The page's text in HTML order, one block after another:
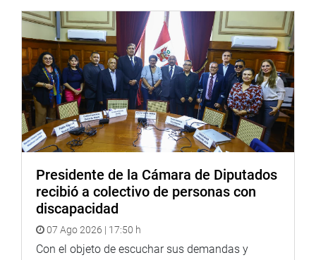
Presidente de la Cámara de Diputados
recibió a colectivo de personas con
discapacidad
07 Ago 2026 | 17:50 h
Con el objeto de escuchar sus demandas y